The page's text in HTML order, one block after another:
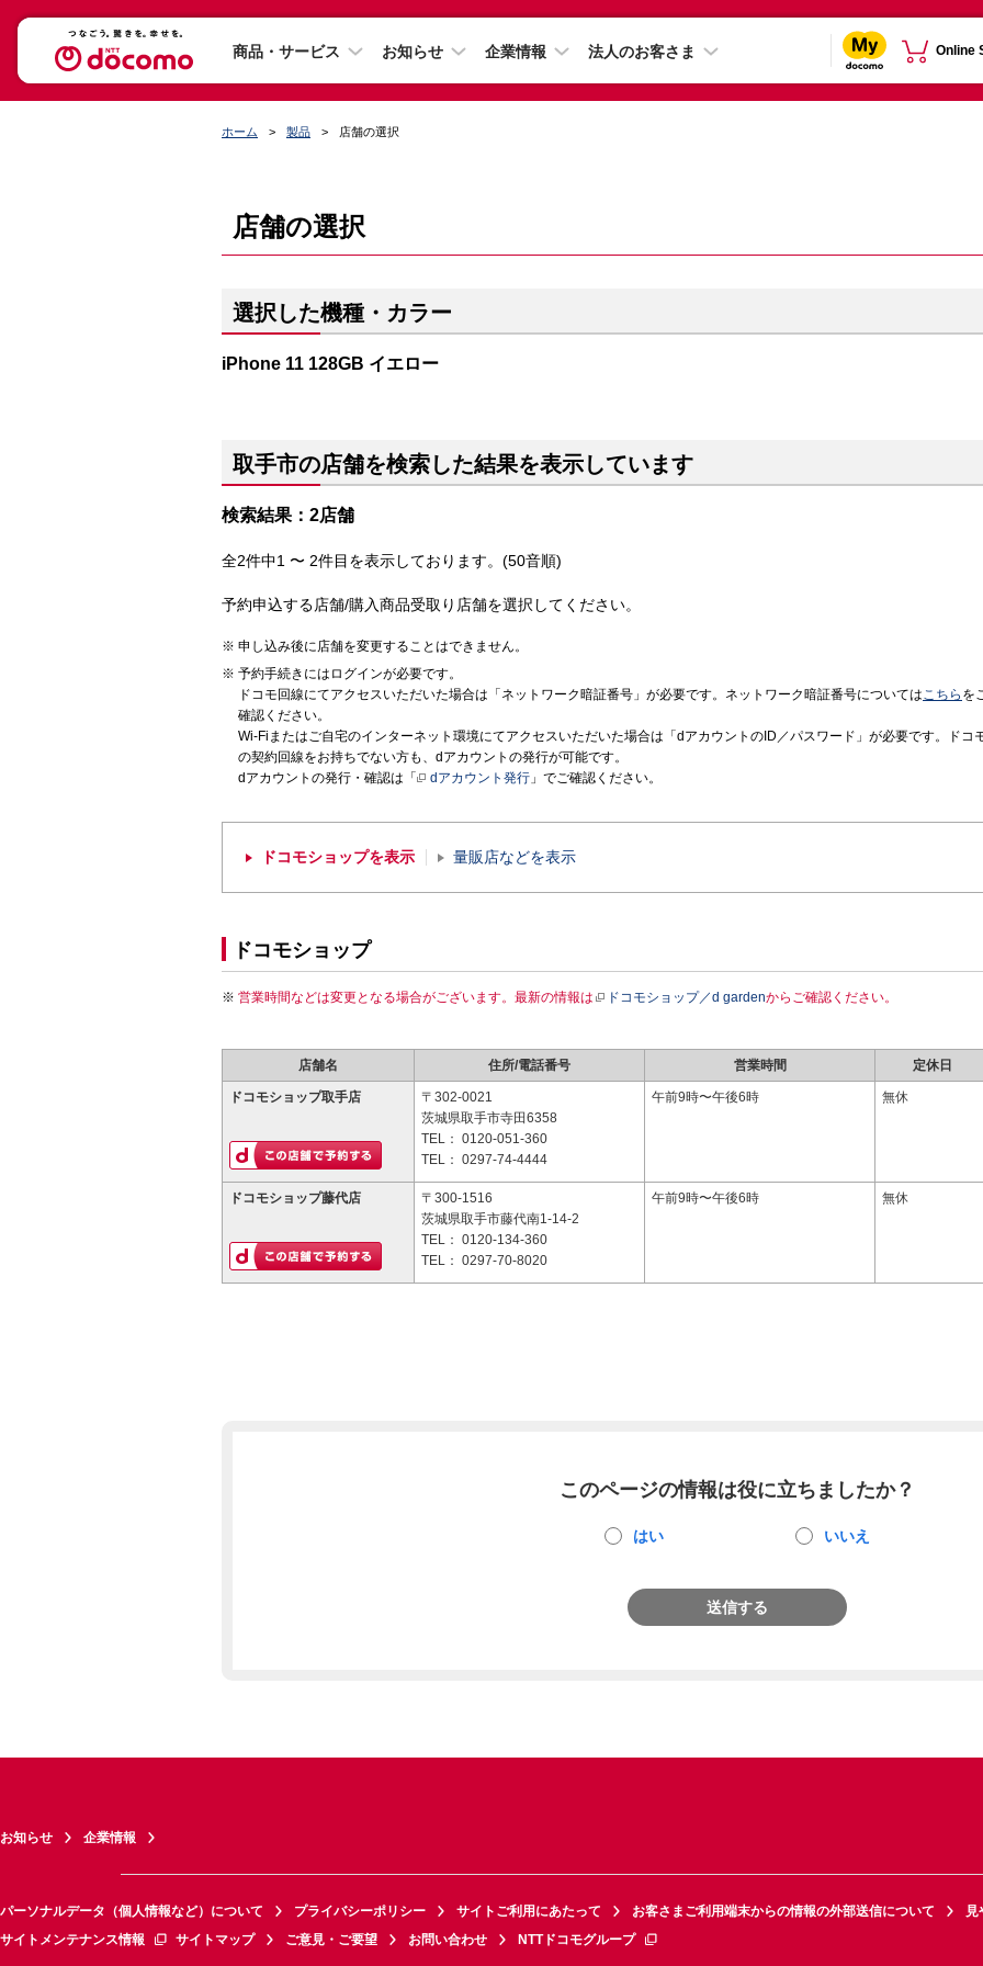
商品・サービス お知らせ 企業情報 法人のお客さま Online
ホーム 製品 店舗の選択
店舗の選択
選択した機種・カラー
iPhone 11 128GB イエロー
取手市の店舗を検索した結果を表示しています
検索結果：2店舗
全2件中1 〜 2件目を表示しております。(50音順)
予約申込する店舗/購入商品受取り店舗を選択してください。
申し込み後に店舗を変更することはできません。
予約手続きにはログインが必要です。
ドコモ回線にてアクセスいただいた場合は「ネットワーク暗証番号」が必要です。ネットワーク暗証番号についてはこちら を
確認ください。
Wi-Fiまたはご自宅のインターネット環境にてアクセスいただいた場合は「dアカウントのID／パスワード」が必要です。ドコ
の契約回線をお持ちでない方も、dアカウントの発行が可能です。
dアカウントの発行・確認は「
dアカウント発行 」でご確認ください。
ドコモショップを表示 量販店などを表示
ドコモショップ
営業時間などは変更となる場合がございます。最新の情報は ドコモショップ／d gardenからご確認ください。
店舗名 住所/電話番号 営業時間 定休日
ドコモショップ取手店
〒302-0021
茨城県取手市寺田6358
TEL： 0120-051-360
TEL： 0297-74-4444
午前9時〜午後6時 無休
ドコモショップ藤代店
〒300-1516
茨城県取手市藤代南1-14-2
TEL： 0120-134-360
TEL： 0297-70-8020
午前9時〜午後6時 無休
このページの情報は役に立ちましたか？
はい いいえ
送信する
お知らせ 企業情報
パーソナルデータ（個人情報など）について プライバシーポリシー サイトご利用にあたって お客さまご利用端末からの情報の外部送信について
見
サイトメンテナンス情報
サイトマップ ご意見・ご要望 お問い合わせ NTTドコモグループ